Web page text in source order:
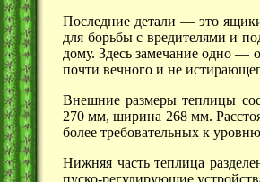
Последние детали — это
для борьбы с вредителями и
дому. Здесь замечаниеодно —
почти вечного и не
Внешние размеры теплицы
270 мм, ширина 268 мм.
более требовательных к
Нижняя часть теплица